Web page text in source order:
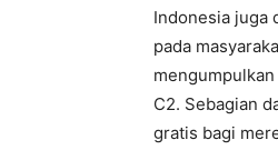
Indonesia juga
pada
C2. Sebagian
gratis bagi